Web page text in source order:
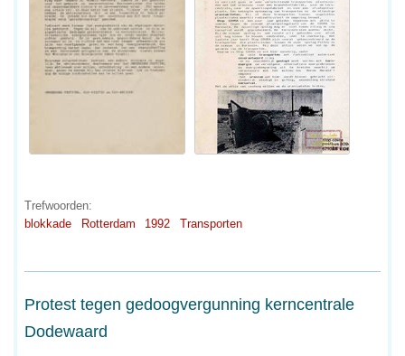
Trefwoorden:
blokkade
Rotterdam 1992 Transporten
Protest tegen gedoogvergunning kerncentrale
Dodewaard